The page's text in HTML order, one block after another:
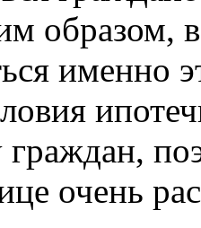
образом,
именно
очень